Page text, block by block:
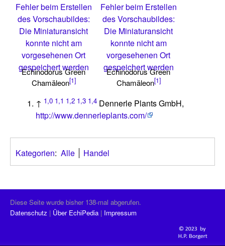
Fehler beim Erstellen
des Vorschaubildes:
Die Miniaturansicht
konnte nicht am
vorgesehenen Ort
gespeichert werden
Echinodorus Green
Chamäleon[1]
Fehler beim Erstellen
des Vorschaubildes:
Die Miniaturansicht
konnte nicht am
vorgesehenen Ort
gespeichert werden
Echinodorus Green
Chamäleon[1]
↑ 1,0 1,1 1,2 1,3 1,4 Dennerle Plants GmbH,
http://www.dennerleplants.com/
Kategorien: Alle Handel
Diese Seite wurde bisher 138-mal abgerufen.
Datenschutz
Über EchiPedia Impressum